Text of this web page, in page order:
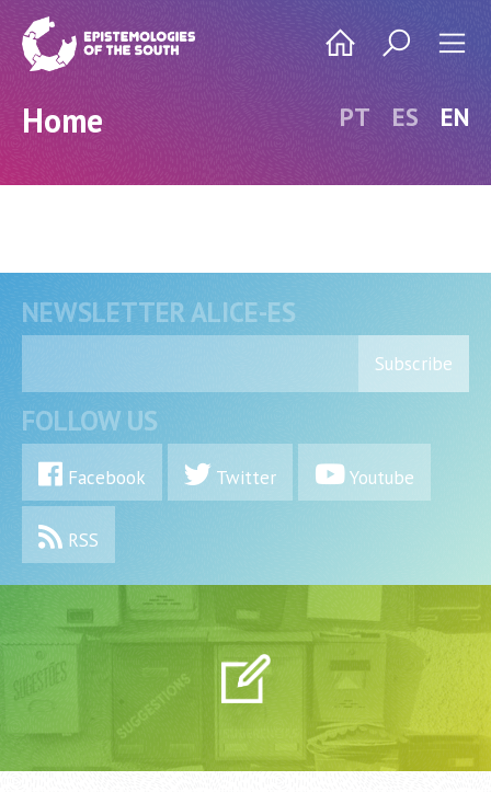
PT ES EN
Home
NEWSLETTER ALICE-ES
Subscribe
FOLLOW US
Facebook Twitter Youtube
RSS